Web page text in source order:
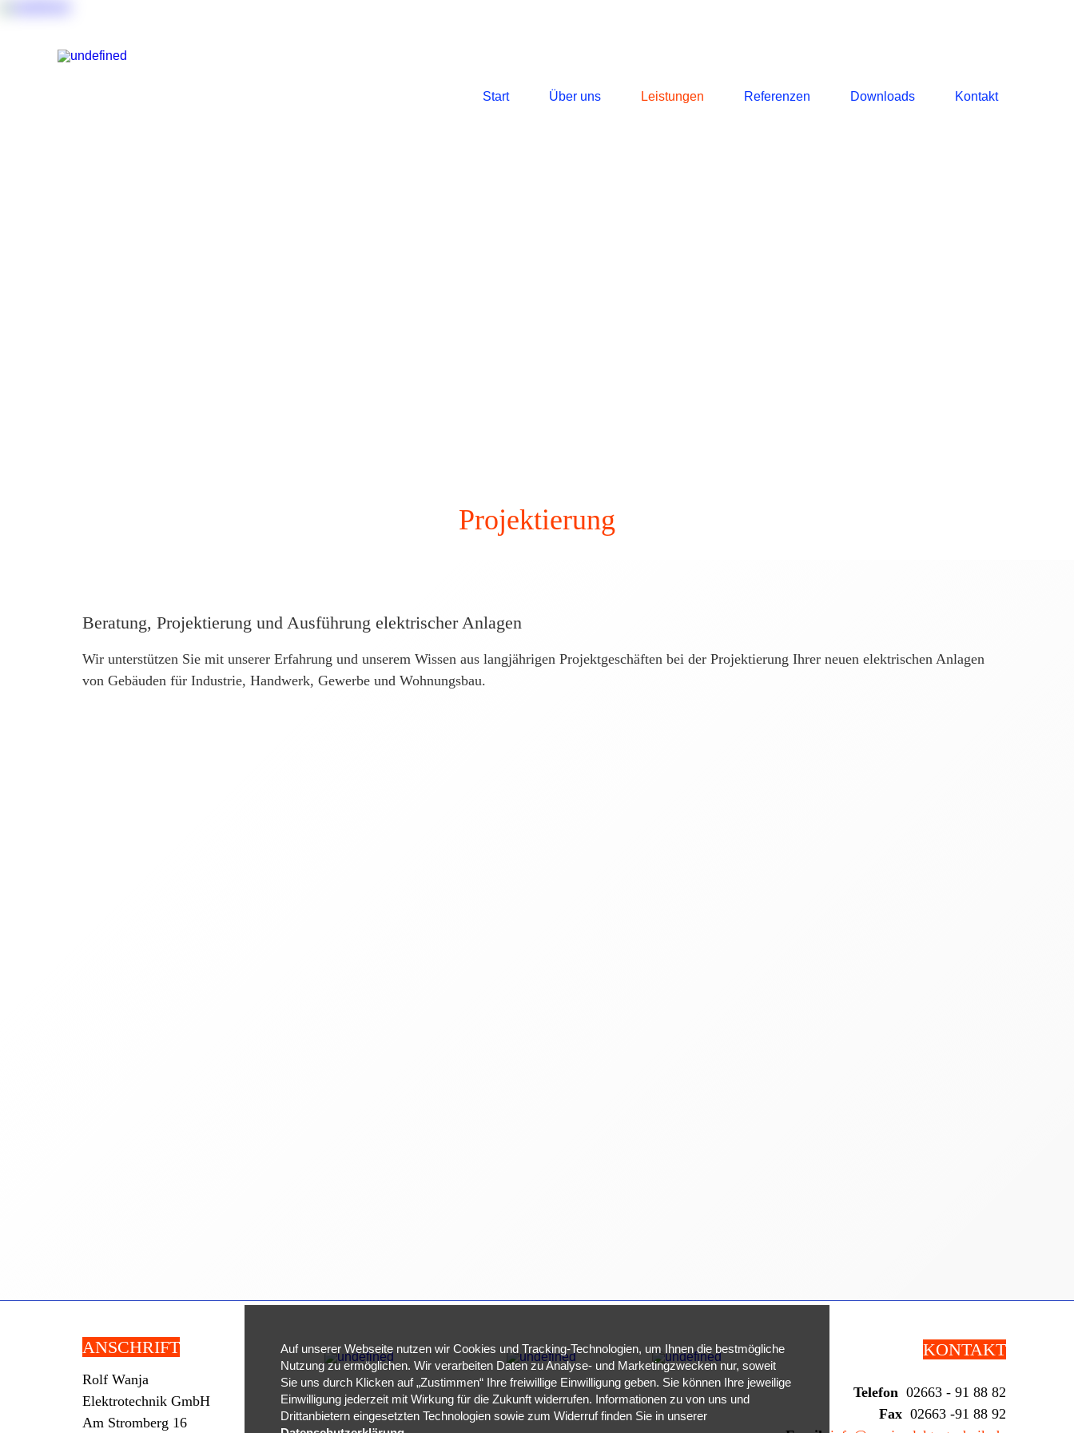
Start Über uns Leistungen Referenzen Downloads Kontakt
Projektierung
Beratung, Projektierung und Ausführung elektrischer Anlagen
Wir unterstützen Sie mit unserer Erfahrung und unserem Wissen aus langjährigen Projektgeschäften bei der Projektierung Ihrer neuen elektrischen Anlagen
von Gebäuden für Industrie, Handwerk, Gewerbe und Wohnungsbau.
ANSCHRIFT
Rolf Wanja
Elektrotechnik GmbH
Am Stromberg 16
KONTAKT
Telefon 02663 - 91 88 82
Fax 02663 -91 88 92
Auf unserer Webseite nutzen wir Cookies und Tracking-Technologien, um Ihnen die bestmögliche
Nutzung zu ermöglichen. Wir verarbeiten Daten zu Analyse- und Marketingzwecken nur, soweit
Sie uns durch Klicken auf „Zustimmen“ Ihre freiwillige Einwilligung geben. Sie können Ihre jeweilige
Einwilligung jederzeit mit Wirkung für die Zukunft widerrufen. Informationen zu von uns und
Drittanbietern eingesetzten Technologien sowie zum Widerruf finden Sie in unserer